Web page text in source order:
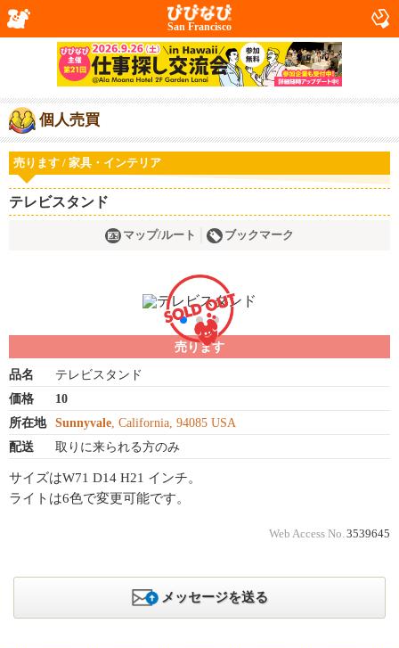
San Francisco
個人売買
売ります / 家具・インテリア
テレビスタンド
マップ/ルート ブックマーク
売ります
品名
テレビスタンド
価格
10
所在地
Sunnyvale, California, 94085 USA
配送
取りに来られる方のみ
サイズはW71 D14 H21 インチ。
ライトは6色で変更可能です。
Web Access No. 3539645
メッセージを送る